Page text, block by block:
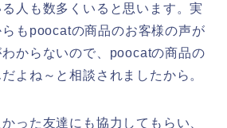
人も数多くいると思います。実
もpoocatの商品のお客様の声が
からないので、poocatの商品の
よね～と相談されましたから。
った友達にも協力してもらい、